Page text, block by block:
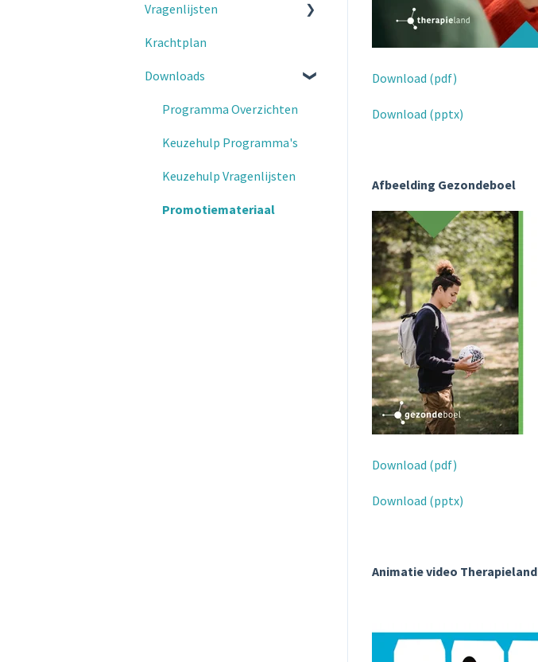
Download (pdf)
Download (pptx)
Afbeelding Gezondeboel
Download (pdf)
Download (pptx)
Animatie video Therapieland
Voor Cliënten
Vragenlijsten
Voor clienten
Krachtplan
Downloads
Programma Overzichten
Keuzehulp Programma's
Keuzehulp Vragenlijsten
Promotiemateriaal